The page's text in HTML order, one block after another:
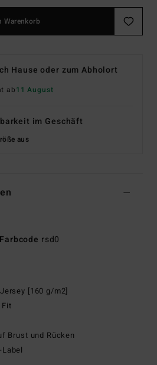
Warenkorb
Hause oder zum Abholort
ab11 August
im Geschäft
aus
Farbcode rsd0
[160 g/m2]
Fit
Brust und Rücken